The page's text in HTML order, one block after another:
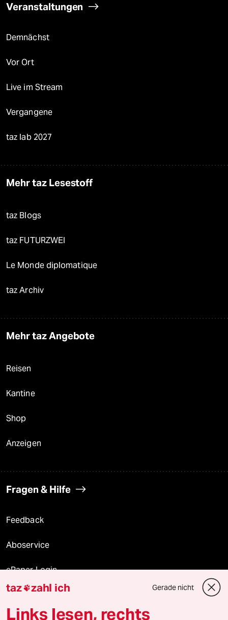
Veranstaltungen
Demnächst
Vor Ort
Live im Stream
Vergangene
taz lab 2027
Mehr taz Lesestoff
taz Blogs
taz FUTURZWEI
Le Monde diplomatique
taz Archiv
Mehr taz Angebote
Reisen
Kantine
Shop
Anzeigen
Fragen & Hilfe
Feedback
Aboservice
ePaper Login
Downloads für Abonnierende
taz zahl ich Gerade nicht
Links lesen, rechts